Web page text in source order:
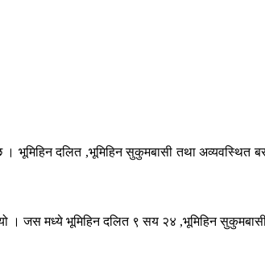
भूमिहिन दलित ,भूमिहिन सुकुमबासी तथा अव्यवस्थित
। जस मध्ये भूमिहिन दलित ९ सय २४ ,भूमिहिन